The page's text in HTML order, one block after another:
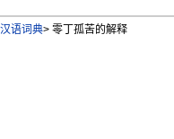
汉语词典> 零丁孤苦的解释